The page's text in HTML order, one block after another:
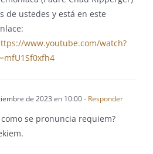
de ustedes y está en este
www.youtube.com/watch?
de 2023 en 10:00- Responder
se pronuncia requiem?